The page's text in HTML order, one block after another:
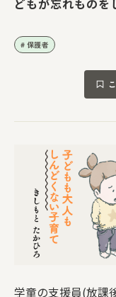
どもが忘れものを
保護者
学童の支援員(放課